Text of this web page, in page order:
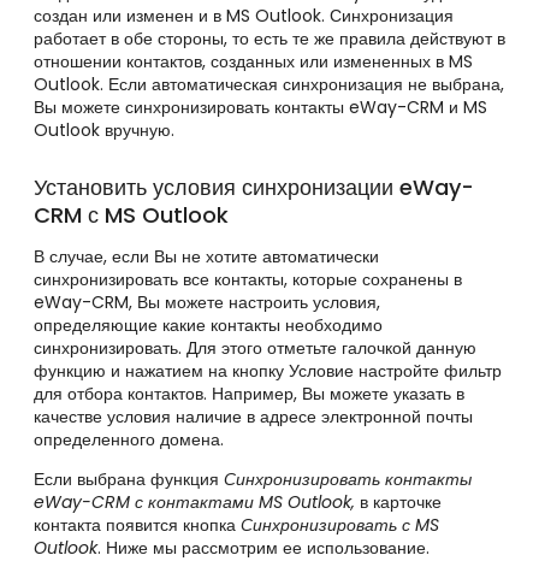
создан или изменен и в MS Outlook. Синхронизация
работает в обе стороны, то есть те же правила действуют в
отношении контактов, созданных или измененных в MS
Outlook. Если автоматическая синхронизация не выбрана,
Вы можете синхронизировать контакты eWay-CRM и MS
Outlook вручную.
Установить условия синхронизации eWay-
CRM с MS Outlook
В случае, если Вы не хотите автоматически
синхронизировать все контакты, которые сохранены в
eWay-CRM, Вы можете настроить условия,
определяющие какие контакты необходимо
синхронизировать. Для этого отметьте галочкой данную
функцию и нажатием на кнопку Условие настройте фильтр
для отбора контактов. Например, Вы можете указать в
качестве условия наличие в адресе электронной почты
определенного домена.
Если выбрана функция Синхронизировать контакты
eWay-CRM с контактами MS Outlook, в карточке
контакта появится кнопка Синхронизировать с MS
Outlook. Ниже мы рассмотрим ее использование.